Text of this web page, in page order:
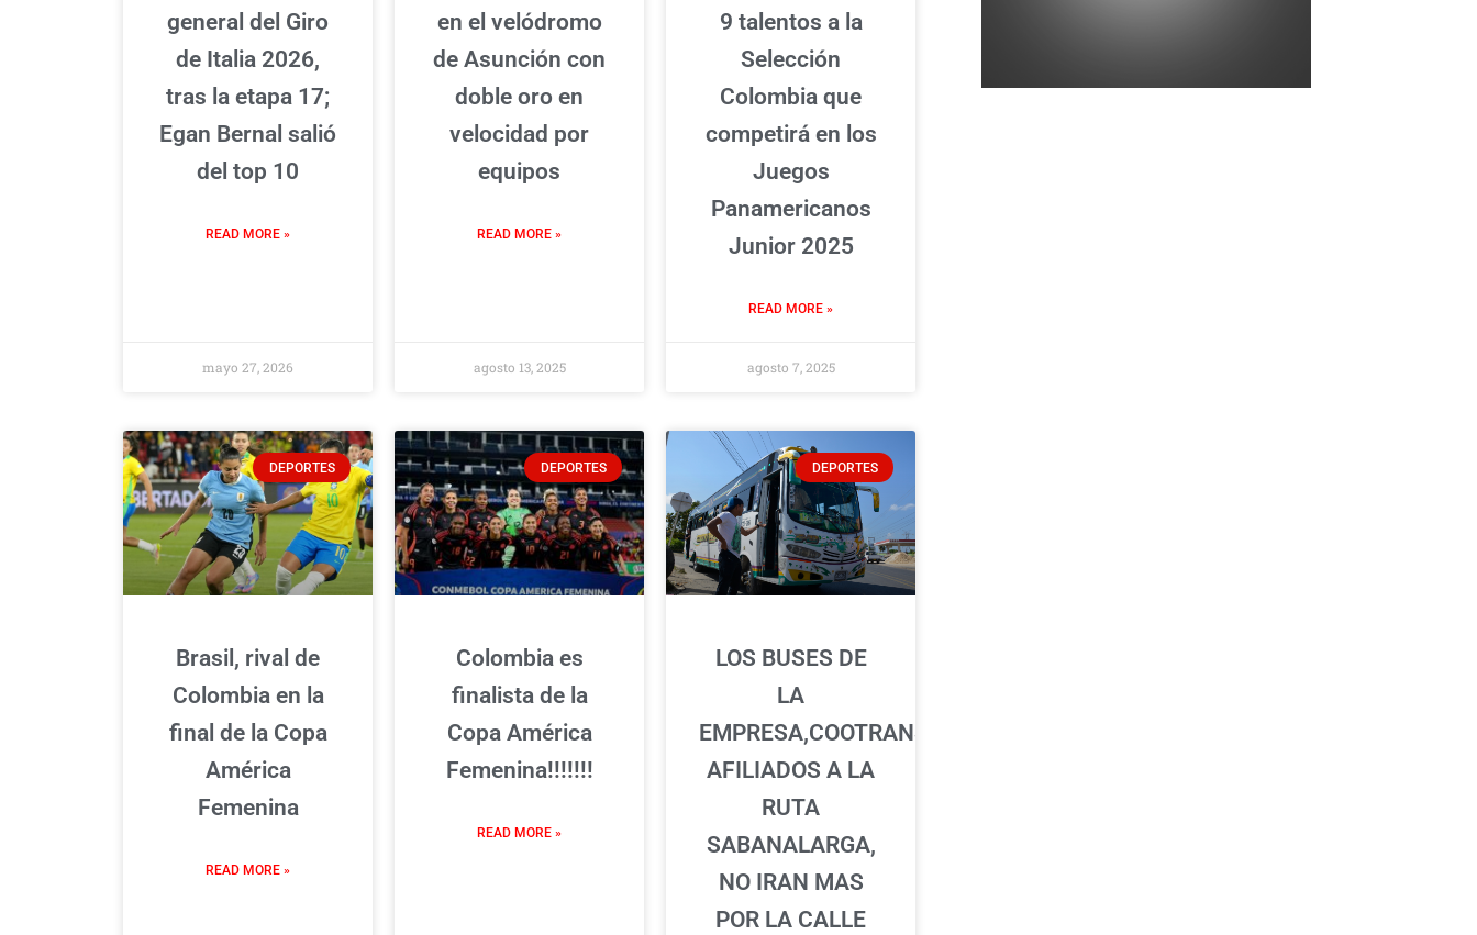
general del Giro
de Italia 2026,
tras la etapa 17;
Egan Bernal salió
del top 10
READ MORE »
mayo 27, 2026
en el velódromo
de Asunción con
doble oro en
velocidad por
equipos
READ MORE »
agosto 13, 2025
9 talentos a la
Selección
Colombia que
competirá en los
Juegos
Panamericanos
Junior 2025
READ MORE »
agosto 7, 2025
DEPORTES
Brasil, rival de
Colombia en la
final de la Copa
América
Femenina
READ MORE »
DEPORTES
Colombia es
finalista de la
Copa América
Femenina!!!!!!!
READ MORE »
DEPORTES
LOS BUSES DE
LA
EMPRESA,COOTRANSA,
AFILIADOS A LA
RUTA
SABANALARGA,
NO IRAN MAS
POR LA CALLE